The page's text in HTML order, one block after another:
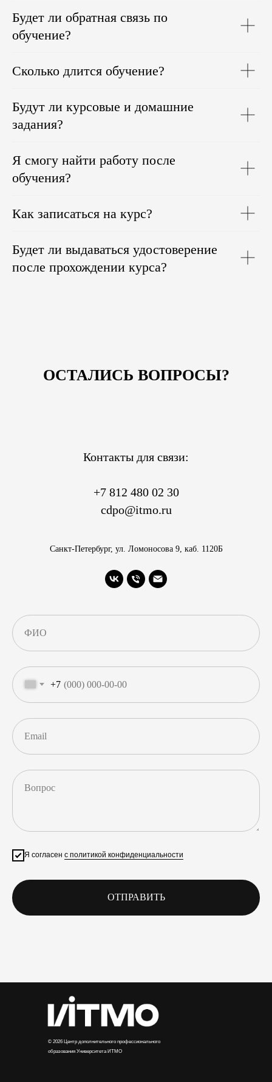
Будет ли обратная связь по
обучение?
Сколько длится обучение?
Будут ли курсовые и домашние
задания?
Я смогу найти работу после
обучения?
Как записаться на курс?
Будет ли выдаваться удостоверение
после прохождении курса?
ОСТАЛИСЬ ВОПРОСЫ?
Контакты для связи:
+7 812 480 02 30
cdpo@itmo.ru
Санкт-Петербург, ул. Ломоносова 9, каб. 1120Б
ФИО
+7
Email
Вопрос
Я согласен с политикой конфиденциальности
ОТПРАВИТЬ
© 2026 Центр дополнительного профессионального
образования Университета ИТМО